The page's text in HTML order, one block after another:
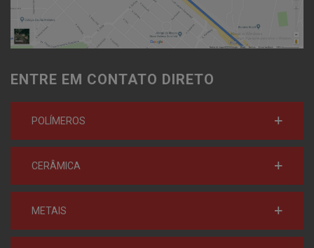
ENTRE EM CONTATO DIRETO
POLÍMEROS
CERÂMICA
METAIS